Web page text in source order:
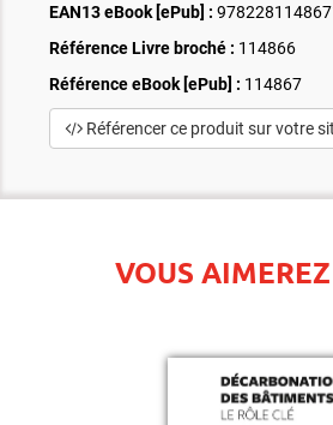
EAN13 eBook [ePub] :
Référence Livre broché : 114866
Référence eBook [ePub] : 114867
Référencer ce produit sur votre
VOUS